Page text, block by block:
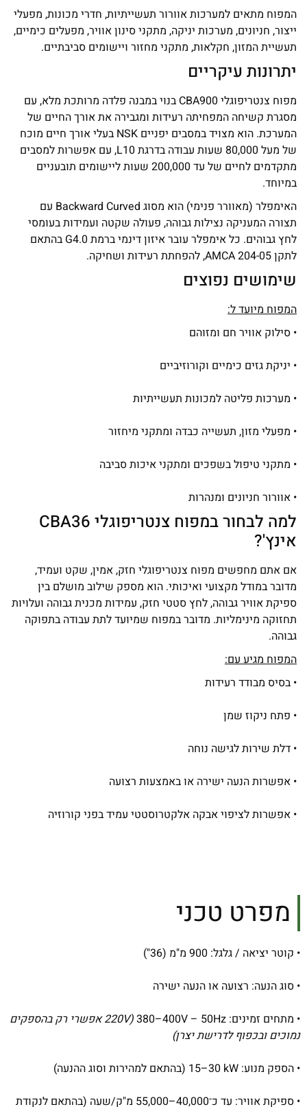
המפוח מתאים למערכות אוורור תעשייתיות, חדרי מכונות, מפעלי
ייצור, חניונים, מערכות יניקה, מתקני סינון אוויר, מפעלים כימיים,
תעשיית המזון, חקלאות, מתקני מחזור ויישומים סביבתיים.
יתרונות עיקריים
מפוח צנטריפוגלי CBA900 בנוי במבנה פלדה מרותכת מלא, עם
מסגרת קשיחה המפחיתה רעידות ומגבירה את אורך החיים של
המערכת. הוא מצויד במסבים יפניים NSK בעלי אורך חיים מוכח
של מעל 80,000 שעות עבודה בדרגת L10, עם אפשרות למסבים
מתקדמים לחיים של עד 200,000 שעות ליישומים תובעניים
במיוחד.
האימפלר (מאוורר פנימי) הוא מסוג Backward Curved עם
תצורה המעניקה נצילות גבוהה, פעולה שקטה ועמידות בעומסי
לחץ גבוהים. כל אימפלר עובר איזון דינמי ברמת G4.0 בהתאם
לתקן AMCA 204-05, להפחתת רעידות ושחיקה.
שימושים נפוצים
המפוח מיועד ל:
• סילוק אוויר חם ומזוהם
• יניקת גזים כימיים וקורוזיביים
• מערכות פליטה למכונות תעשייתיות
• מפעלי מזון, תעשייה כבדה ומתקני מיחזור
• מתקני טיפול בשפכים ומתקני איכות סביבה
• אוורור חניונים ומנהרות
למה לבחור במפוח צנטריפוגלי CBA36
אינץ'?
אם אתם מחפשים מפוח צנטריפוגלי חזק, אמין, שקט ועמיד,
מדובר במודל מקצועי ואיכותי. הוא מספק שילוב מושלם בין
ספיקת אוויר גבוהה, לחץ סטטי חזק, עמידות מכנית גבוהה ועלויות
תחזוקה מינימליות. מדובר במפוח שמיועד לתת עבודה בתפוקה
גבוהה.
המפוח מגיע עם:
• בסיס מבודד רעידות
• פתח ניקוז שמן
• דלת שירות לגישה נוחה
• אפשרות הנעה ישירה או באמצעות רצועה
• אפשרות לציפוי אבקה אלקטרוסטטי עמיד בפני קורוזיה
מפרט טכני
• קוטר יציאה / גלגל: ‎900 מ"מ (36")
• סוג הנעה: רצועה או הנעה ישירה
• מתחים זמינים: ‎380–400V – ‎50Hz
(220V אפשרי רק בהספקים
נמוכים ובכפוף לדרישת יצרן)
• הספק מנוע: ‎15–30 kW (בהתאם למהירות וסוג ההנעה)
• ספיקת אוויר: עד כ־40,000–55,000 מ"ק/שעה (בהתאם לנקודת